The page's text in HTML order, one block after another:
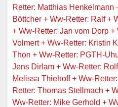
Retter: Matthias Henkelmann
Böttcher + Ww-Retter: Ralf +
+ Ww-Retter: Jan vom Dorp
Volmert + Ww-Retter: Kristin
Thon + Ww-Retter: PGTH-
Jens Dirlam + Ww-Retter:
Melissa Thiehoff + Ww-
Retter: Thomas Stellmach +
Ww-Retter: Mike Gerhold +